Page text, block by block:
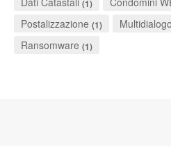
(1)
Postalizzazione (1) Multidialogo
Ransomware (1)